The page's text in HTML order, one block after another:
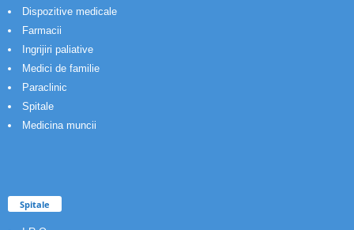
Dispozitive medicale
Farmacii
Ingrijiri paliative
Medici de familie
Paraclinic
Spitale
Medicina muncii
Spitale